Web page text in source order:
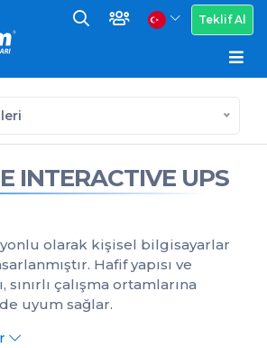
Teklif Al
INTERACTIVE UPS
olarak kişisel bilgisayarlar
Hafif yapısı ve
sınırlı çalışma ortamlarına
uyum sağlar.